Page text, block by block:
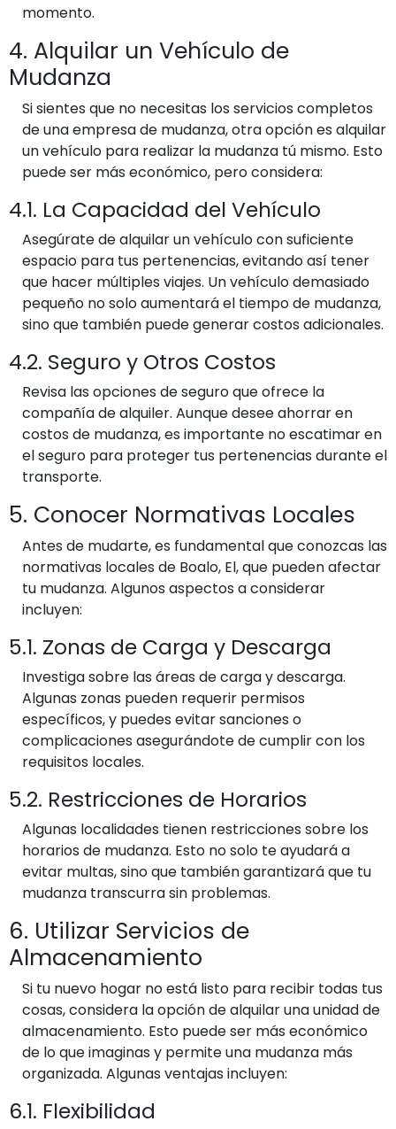
momento.
4. Alquilar un Vehículo de
Mudanza
Si sientes que no necesitas los servicios completos
de una empresa de mudanza, otra opción es alquilar
un vehículo para realizar la mudanza tú mismo. Esto
puede ser más económico, pero considera:
4.1. La Capacidad del Vehículo
Asegúrate de alquilar un vehículo con suficiente
espacio para tus pertenencias, evitando así tener
que hacer múltiples viajes. Un vehículo demasiado
pequeño no solo aumentará el tiempo de mudanza,
sino que también puede generar costos adicionales.
4.2. Seguro y Otros Costos
Revisa las opciones de seguro que ofrece la
compañía de alquiler. Aunque desee ahorrar en
costos de mudanza, es importante no escatimar en
el seguro para proteger tus pertenencias durante el
transporte.
5. Conocer Normativas Locales
Antes de mudarte, es fundamental que conozcas las
normativas locales de Boalo, El, que pueden afectar
tu mudanza. Algunos aspectos a considerar
incluyen:
5.1. Zonas de Carga y Descarga
Investiga sobre las áreas de carga y descarga.
Algunas zonas pueden requerir permisos
específicos, y puedes evitar sanciones o
complicaciones asegurándote de cumplir con los
requisitos locales.
5.2. Restricciones de Horarios
Algunas localidades tienen restricciones sobre los
horarios de mudanza. Esto no solo te ayudará a
evitar multas, sino que también garantizará que tu
mudanza transcurra sin problemas.
6. Utilizar Servicios de
Almacenamiento
Si tu nuevo hogar no está listo para recibir todas tus
cosas, considera la opción de alquilar una unidad de
almacenamiento. Esto puede ser más económico
de lo que imaginas y permite una mudanza más
organizada. Algunas ventajas incluyen:
6.1. Flexibilidad